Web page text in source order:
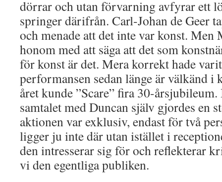
dörrar och utan förvarning avfyrar ett
springer därifrån. Carl-Johan de Geer
och menade att det inte var konst. Men
honom med att säga att det som
för konst är det. Mera korrekt hade
performansen sedan länge är välkänd i
året kunde ”Scare” fira 30-
samtalet med Duncan själv gjordes en
aktionen var exklusiv, endast för två
ligger ju inte där utan istället i
den intresserar sig för och reflekterar
vi den egentliga publiken.